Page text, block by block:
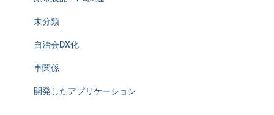
未分類
自治会DX化
車関係
開発したアプリケーション